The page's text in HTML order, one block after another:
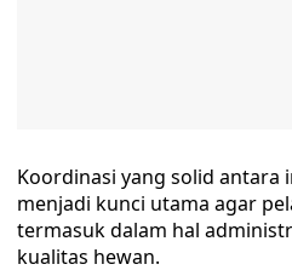
Koordinasi yang solid antara
menjadi kunci utama agar
termasuk dalam hal
kualitas hewan.